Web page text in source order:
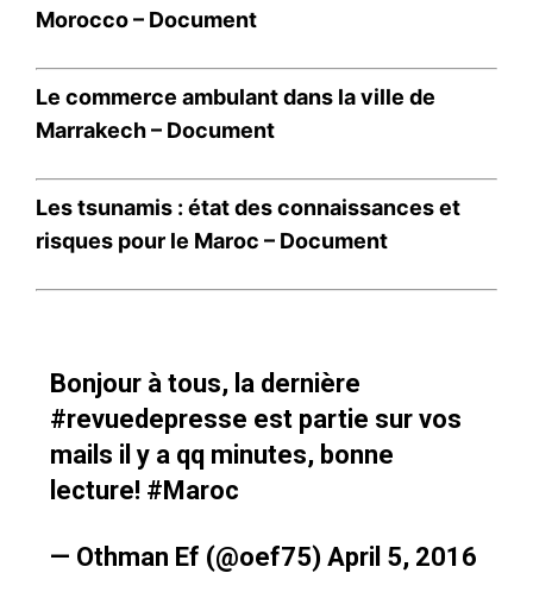
Morocco – Document
Le commerce ambulant dans la ville de
Marrakech – Document
Les tsunamis : état des connaissances et
risques pour le Maroc – Document
Bonjour à tous, la dernière
#revuedepresse est partie sur vos
mails il y a qq minutes, bonne
lecture! #Maroc
— Othman Ef (@oef75) April 5, 2016